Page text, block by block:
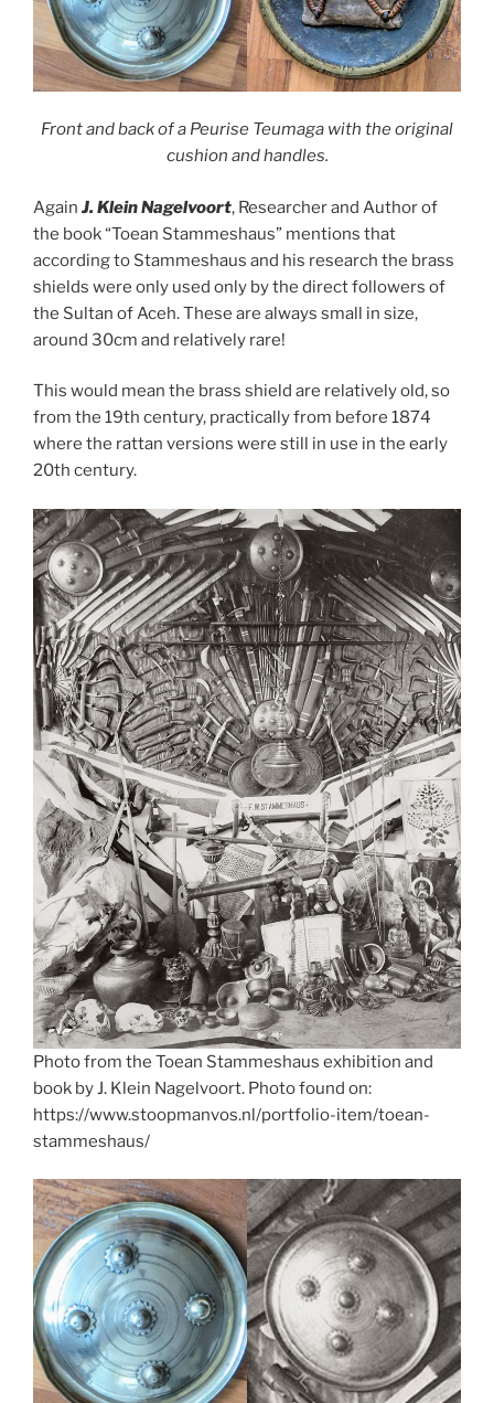
Front and back of a Peurise Teumaga with the original
cushion and handles.
Again J. Klein Nagelvoort, Researcher and Author of
the book “Toean Stammeshaus” mentions that
according to Stammeshaus and his research the brass
shields were only used only by the direct followers of
the Sultan of Aceh. These are always small in size,
around 30cm and relatively rare!
This would mean the brass shield are relatively old, so
from the 19th century, practically from before 1874
where the rattan versions were still in use in the early
20th century.
Photo from the Toean Stammeshaus exhibition and
book by J. Klein Nagelvoort. Photo found on:
https://www.stoopmanvos.nl/portfolio-item/toean-
stammeshaus/